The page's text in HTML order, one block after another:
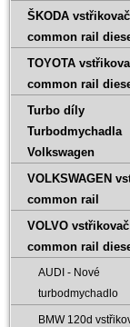
ŠKODA vstřikovač
common rail
TOYOTA
common rail
Turbo díly
Turbodmychadla
Volkswagen
VOLKSWAGEN
common rail
VOLVO vstřikovač
common rail
AUDI - Nové
turbodmychadlo
BMW 120d